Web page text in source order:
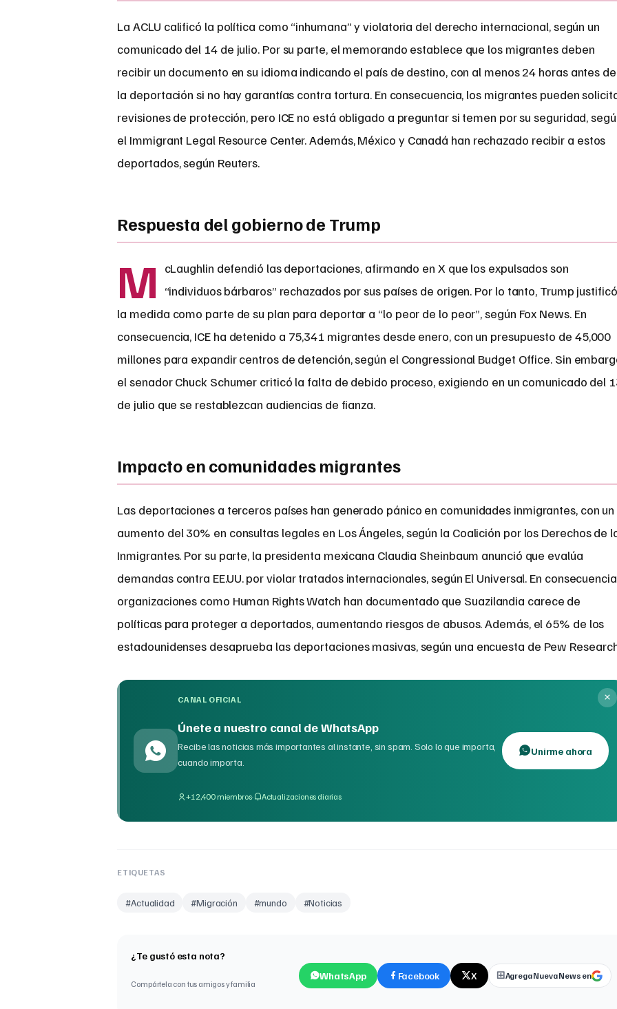
La ACLU calificó la política como “inhumana” y violatoria del derecho internacional, según un
comunicado del 14 de julio. Por su parte, el memorando establece que los migrantes deben
recibir un documento en su idioma indicando el país de destino, con al menos 24 horas antes de
la deportación si no hay garantías contra tortura. En consecuencia, los migrantes pueden
revisiones de protección, pero ICE no está obligado a preguntar si temen por su seguridad,
el Immigrant Legal Resource Center. Además, México y Canadá han rechazado recibir a estos
deportados, según Reuters.
Respuesta del gobierno de Trump
M
cLaughlin defendió las deportaciones, afirmando en X que los expulsados son
“individuos bárbaros” rechazados por sus países de origen. Por lo tanto, Trump justificó
la medida como parte de su plan para deportar a “lo peor de lo peor”, según Fox News. En
consecuencia, ICE ha detenido a 75,341 migrantes desde enero, con un presupuesto de 45,000
millones para expandir centros de detención, según el Congressional Budget Office. Sin
el senador Chuck Schumer criticó la falta de debido proceso, exigiendo en un comunicado del
de julio que se restablezcan audiencias de fianza.
Impacto en comunidades migrantes
Las deportaciones a terceros países han generado pánico en comunidades inmigrantes, con un
aumento del 30% en consultas legales en Los Ángeles, según la Coalición por los Derechos de
Inmigrantes. Por su parte, la presidenta mexicana Claudia Sheinbaum anunció que evalúa
demandas contra EE.UU. por violar tratados internacionales, según El Universal. En
organizaciones como Human Rights Watch han documentado que Suazilandia carece de
políticas para proteger a deportados, aumentando riesgos de abusos. Además, el 65% de los
estadounidenses desaprueba las deportaciones masivas, según una encuesta de Pew
CANAL OFICIAL
Únete a nuestro canal de WhatsApp
Recibe las noticias más importantes al instante, sin spam. Solo lo que importa,
cuando importa.
+12,400 miembros· Actualizaciones diarias
Unirme ahora
ETIQUETAS
#Actualidad #Migración #mundo #Noticias
¿Te gustó esta nota?
Compártela con tus amigos y familia
WhatsApp Facebook X Agrega Nueva News en